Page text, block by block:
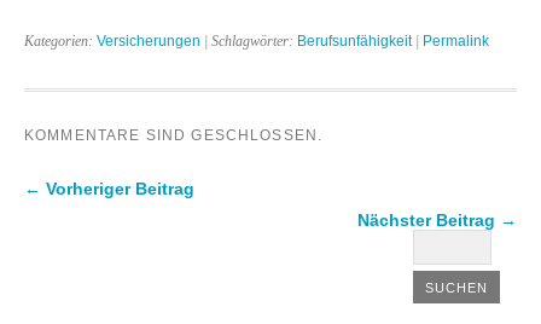
Kategorien: Versicherungen | Schlagwörter: Berufsunfähigkeit| Permalink
KOMMENTARE SIND GESCHLOSSEN.
← Vorheriger Beitrag
Nächster Beitrag →